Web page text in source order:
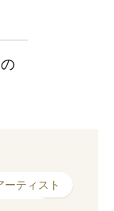
の
ーティスト